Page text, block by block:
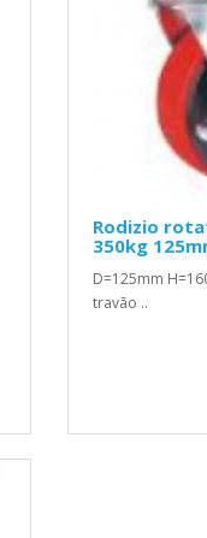
Rodizio
350kg
D=125mm
travão ..